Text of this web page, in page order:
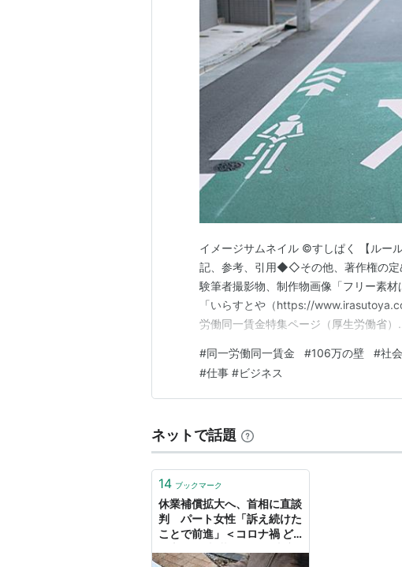
イメージサムネイル ©すしぱく 【ルー
記、参考、引用◆◇その他、著作権の
験筆者撮影物、制作物画像「フリー素
「いらすとや（https://
労働同一賃金特集ページ（厚生労働省）
件通知書（一般職）と同一労働同一賃
#同一労働同一賃金 #106万の壁 #社
#仕事 #ビジネス
ネットで話題
14 ブックマーク
休業補償拡大へ、首相に直談
判 パート女性「訴え続けた
ことで前進」＜コロナ禍 ど
新聞デジタル